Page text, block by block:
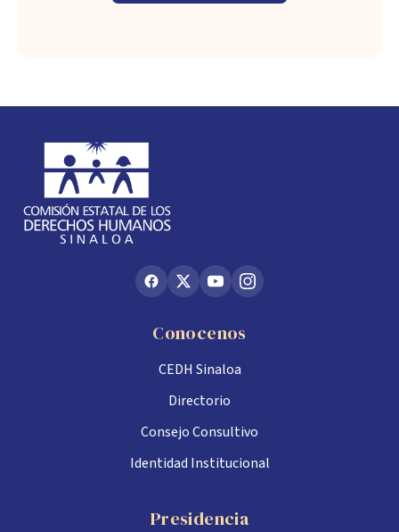
Conocenos
CEDH Sinaloa
Directorio
Consejo Consultivo
Identidad Institucional
Presidencia